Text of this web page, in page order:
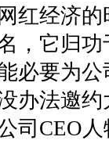
经济的
，它归
必要为
办法邀
司CEO